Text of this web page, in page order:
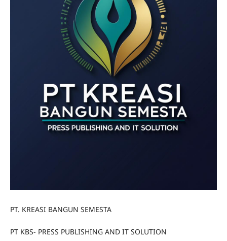
PT. KREASI BANGUN SEMESTA
PT KBS- PRESS PUBLISHING AND IT SOLUTION